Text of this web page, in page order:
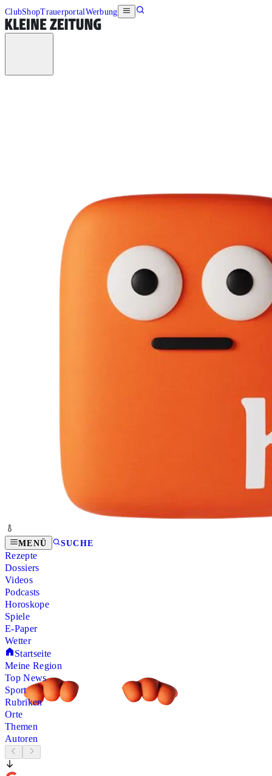
ClubShopTrauerportalWerbung
MENÜ SUCHE
Rezepte
Dossiers
Videos
Podcasts
Horoskope
Spiele
E-Paper
Wetter
Startseite
Meine Region
Top News
Sport
Rubriken
Orte
Themen
Autoren